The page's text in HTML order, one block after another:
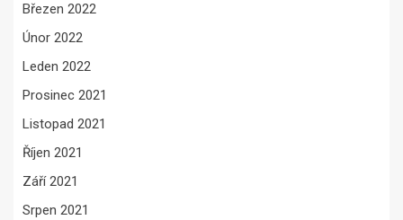
Březen 2022
Únor 2022
Leden 2022
Prosinec 2021
Listopad 2021
Říjen 2021
Září 2021
Srpen 2021